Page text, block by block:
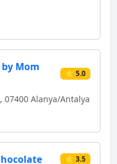
Mom
⭐ 5.0
07400 Alanya/Antalya
⭐ 3.5